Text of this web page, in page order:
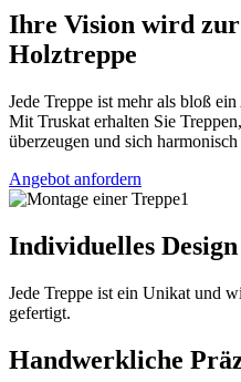
Ihre Vision wird
Holztreppe
Jede Treppe ist mehr als bloß
Mit Truskat erhalten Sie
überzeugen und sich
Angebot anfordern
Individuelles Design
Jede Treppe ist ein Unikat und
gefertigt.
Handwerkliche